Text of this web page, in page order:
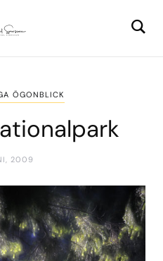
ÖGONBLICK
2009